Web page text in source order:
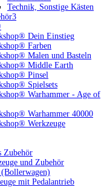
Technik, Sonstige Kästen
Dein Einstieg
Farben
Malen und Basteln
Middle Earth
Pinsel
Spielsets
Warhammer - Age of
Warhammer 40000
Werkzeuge
Zubehör
und Zubehör
mit Pedalantrieb